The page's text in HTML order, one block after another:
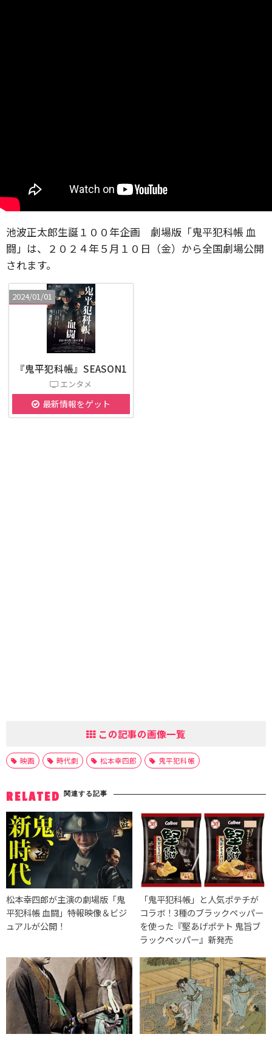
池波正太郎生誕１００年企画 劇場版「鬼平犯科帳 血
闘」は、２０２４年５月１０日（金）から全国劇場公開
されます。
2024/01/01
『鬼平犯科帳』SEASON1
エンタメ
最新情報をゲット
この記事の画像一覧
映画 時代劇 松本幸四郎 鬼平犯科帳
RELATED 関連する記事
松本幸四郎が主演の劇場版「鬼
平犯科帳 血闘」特報映像＆ビジ
ュアルが公開！
「鬼平犯科帳」と人気ポテチが
コラボ！3種のブラックペッパー
を使った『堅あげポテト 鬼旨ブ
ラックペッパー』新発売